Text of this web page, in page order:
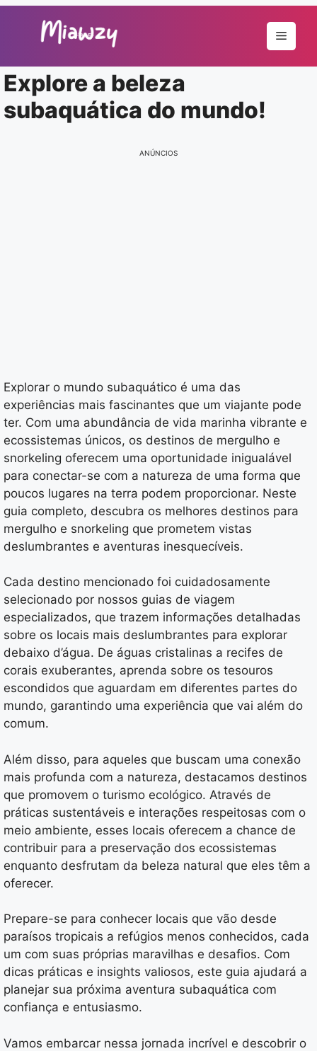
conteúdo
Menu
Explore a beleza
subaquática do mundo!
ANÚNCIOS
Explorar o mundo subaquático é uma das
experiências mais fascinantes que um viajante pode
ter. Com uma abundância de vida marinha vibrante e
ecossistemas únicos, os destinos de mergulho e
snorkeling oferecem uma oportunidade inigualável
para conectar-se com a natureza de uma forma que
poucos lugares na terra podem proporcionar. Neste
guia completo, descubra os melhores destinos para
mergulho e snorkeling que prometem vistas
deslumbrantes e aventuras inesquecíveis.
Cada destino mencionado foi cuidadosamente
selecionado por nossos guias de viagem
especializados, que trazem informações detalhadas
sobre os locais mais deslumbrantes para explorar
debaixo d’água. De águas cristalinas a recifes de
corais exuberantes, aprenda sobre os tesouros
escondidos que aguardam em diferentes partes do
mundo, garantindo uma experiência que vai além do
comum.
Além disso, para aqueles que buscam uma conexão
mais profunda com a natureza, destacamos destinos
que promovem o turismo ecológico. Através de
práticas sustentáveis e interações respeitosas com o
meio ambiente, esses locais oferecem a chance de
contribuir para a preservação dos ecossistemas
enquanto desfrutam da beleza natural que eles têm a
oferecer.
Prepare-se para conhecer locais que vão desde
paraísos tropicais a refúgios menos conhecidos, cada
um com suas próprias maravilhas e desafios. Com
dicas práticas e insights valiosos, este guia ajudará a
planejar sua próxima aventura subaquática com
confiança e entusiasmo.
Vamos embarcar nessa jornada incrível e descobrir o